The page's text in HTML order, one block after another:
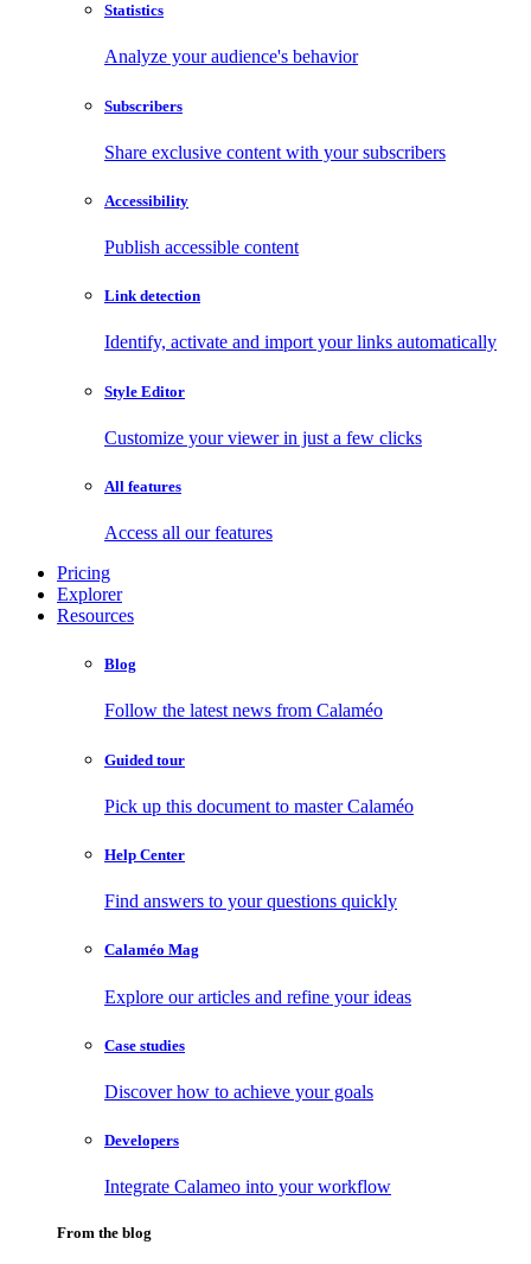
Statistics
Analyze your audience's behavior
Subscribers
Share exclusive content with your subscribers
Accessibility
Publish accessible content
Link detection
Identify, activate and import your links automatically
Style Editor
Customize your viewer in just a few clicks
All features
Access all our features
Pricing
Explorer
Resources
Blog
Follow the latest news from Calaméo
Guided tour
Pick up this document to master Calaméo
Help Center
Find answers to your questions quickly
Calaméo Mag
Explore our articles and refine your ideas
Case studies
Discover how to achieve your goals
Developers
Integrate Calameo into your workflow
From the blog